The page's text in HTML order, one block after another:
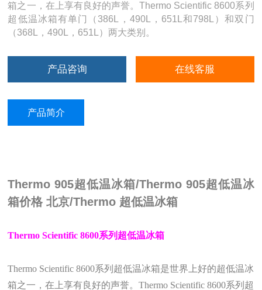
箱之一，在上享有良好的声誉。Thermo Scientific 8600系列
超低温冰箱有单门（386L，490L，651L和798L）和双门
（368L，490L，651L）两大类别。
产品咨询 在线客服
产品简介
Thermo 905超低温冰箱/Thermo 905超低温冰
箱价格 北京/Thermo 超低温冰箱
Thermo Scientific 8600系列超低温冰箱
Thermo Scientific 8600系列超低温冰箱是世界上好的超低温冰
箱之一，在上享有良好的声誉。Thermo Scientific 8600系列超